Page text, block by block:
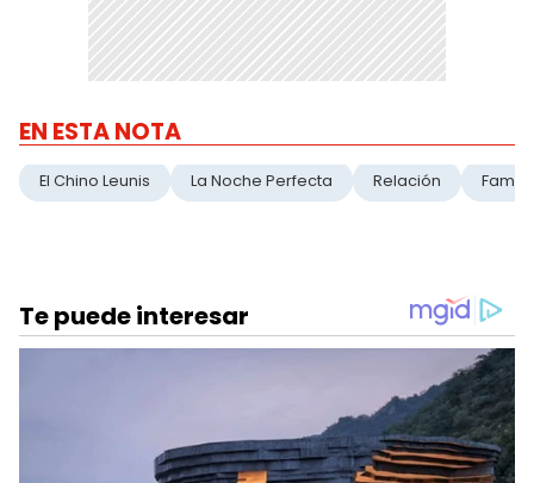
EN ESTA NOTA
El Chino Leunis La Noche Perfecta Relación